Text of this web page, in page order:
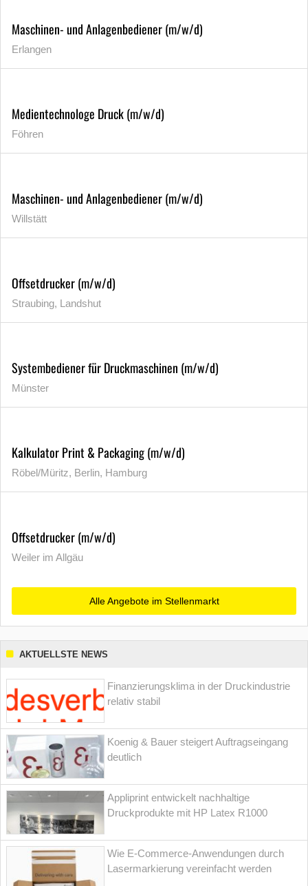
Maschinen- und Anlagenbediener (m/w/d)
Erlangen
Medientechnologe Druck (m/w/d)
Föhren
Maschinen- und Anlagenbediener (m/w/d)
Willstätt
Offsetdrucker (m/w/d)
Straubing, Landshut
Systembediener für Druckmaschinen (m/w/d)
Münster
Kalkulator Print & Packaging (m/w/d)
Röbel/Müritz, Berlin, Hamburg
Offsetdrucker (m/w/d)
Weiler im Allgäu
Alle Angebote im Stellenmarkt
AKTUELLSTE NEWS
Finanzierungsklima in der Druckindustrie
relativ stabil
Koenig & Bauer steigert Auftragseingang
deutlich
Appliprint entwickelt nachhaltige
Druckprodukte mit HP Latex R1000
Wie E-Commerce-Anwendungen durch
Lasermarkierung vereinfacht werden